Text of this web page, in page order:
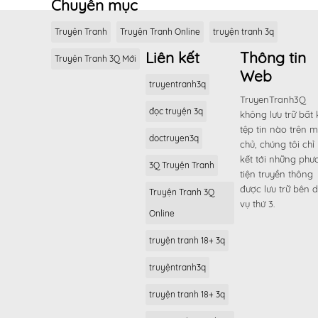
Chuyên mục
Truyện Tranh Truyện Tranh Online truyện tranh 3q
Truyện Tranh 3Q Mới Liên kết
truyentranh3q
đọc truyện 3q
doctruyen3q
3Q Truyện Tranh
Truyện Tranh 3Q
Online
truyện tranh 18+ 3q
truyệntranh3q
truyện tranh 18+ 3q
Thông tin
Web
TruyenTranh3Q
không lưu trữ bất
tệp tin nào trên
chủ, chúng tôi chỉ
kết tới những
tiện truyền thông
được lưu trữ bên
vụ thứ 3.